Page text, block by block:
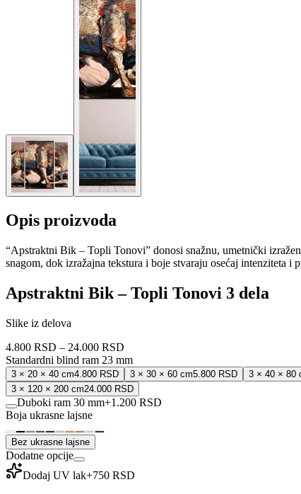
Opis proizvoda
“Apstraktni Bik – Topli Tonovi” donosi snažnu, umetnički
snagom, dok izražajna tekstura i boje stvaraju osećaj intenziteta
Apstraktni Bik – Topli Tonovi 3 dela
Slike iz delova
4.800 RSD – 24.000 RSD
Standardni blind ram 23 mm
3 × 20 × 40 cm4.800 RSD 3 × 30 × 60 cm5.800 RSD 3 × 40 × 80
3 × 120 × 200 cm24.000 RSD
Duboki ram 30 mm+1.200 RSD
Boja ukrasne lajsne
Bez ukrasne lajsne
Dodatne opcije
Dodaj UV lak+750 RSD